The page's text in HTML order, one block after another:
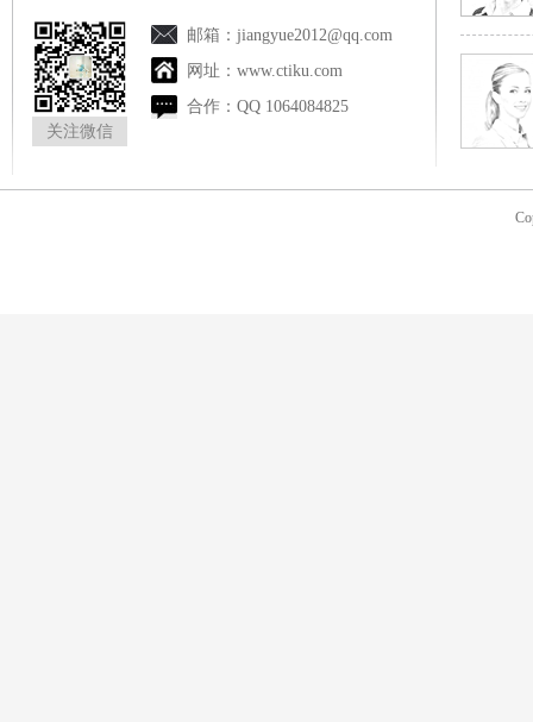
关注微信
邮箱： jiangyue2012@qq.com
网址： www.ctiku.com
合作： QQ 1064084825